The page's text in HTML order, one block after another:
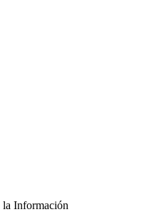
la Información